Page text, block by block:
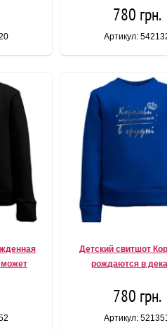
780 грн.
Артикул:
может
Детский свитшот
рождаются в
780 грн.
Артикул: